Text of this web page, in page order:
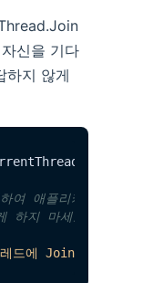
신을 기다
하지 않게
여 애플리케이션이
지 마세요
드에 Join을 호출하